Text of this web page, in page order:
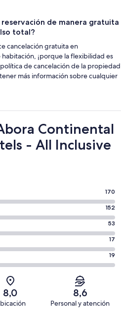
reservación de manera gratuita
total?
cancelación gratuita en
¡porque la flexibilidad es
de cancelación de la propiedad
más información sobre cualquier
Continental
- All Inclusive
170
152
53
17
19
8,0 8,6
Personal y atención